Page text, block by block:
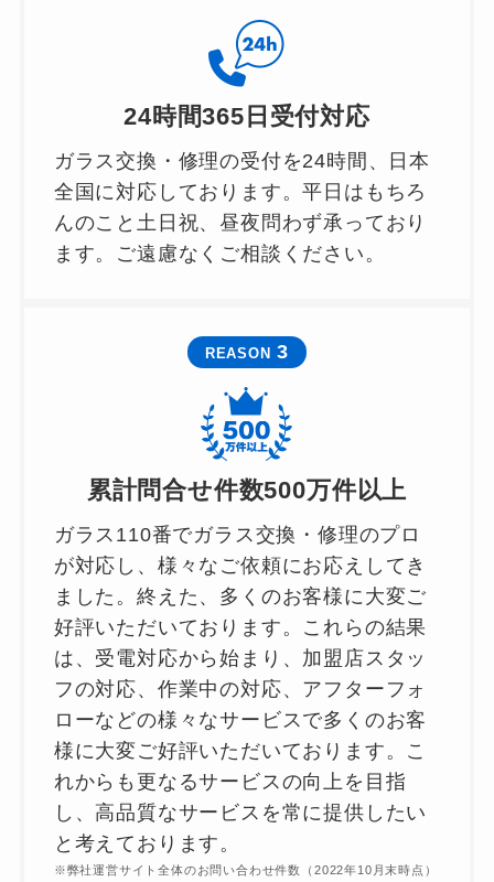
24時間365日受付対応
ガラス交換・修理の受付を24時間、日本
全国に対応しております。平日はもちろ
んのこと土日祝、昼夜問わず承っており
ます。ご遠慮なくご相談ください。
REASON 3
累計問合せ件数500万件以上
ガラス110番でガラス交換・修理のプロ
が対応し、様々なご依頼にお応えしてき
ました。終えた、多くのお客様に大変ご
好評いただいております。これらの結果
は、受電対応から始まり、加盟店スタッ
フの対応、作業中の対応、アフターフォ
ローなどの様々なサービスで多くのお客
様に大変ご好評いただいております。こ
れからも更なるサービスの向上を目指
し、高品質なサービスを常に提供したい
と考えております。
※弊社運営サイト全体のお問い合わせ件数（2022年10月末時点）